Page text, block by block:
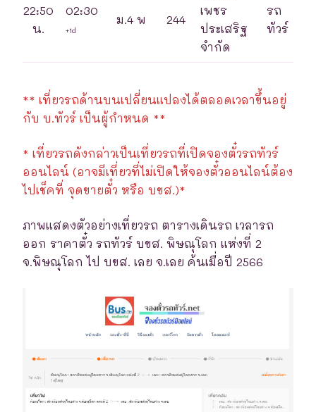
22:50
น.
02:30
+1d
ม.4 พ 244
เพชร
ประเสริฐ
จำกัด
รถ
ทัวร์
** เที่ยวรถด้านบนเปลี่ยนแปลงได้ตลอดเวลาขึ้นอยู่
กับ บ.ทัวร์ เป็นผู้กำหนด **
* เที่ยวรถดังกล่าวเป็นเที่ยวรถที่เปิดจองตั๋วรถทัวร์
ออนไลน์ (อาจมีเที่ยวที่ไม่เปิดให้จองตั๋วออนไลน์ต้อง
ไปเช็คที่ จุดขายตั๋ว หรือ บขส.)*
ภาพแสดงตัวอย่างเที่ยวรถ ตารางเดินรถ เวลารถ
ออก ราคาตั๋ว รถทัวร์ บขส. พิษณุโลก แห่งที่ 2
จ.พิษณุโลก ไป บขส. เลย จ.เลย ค้นเมื่อปี 2566